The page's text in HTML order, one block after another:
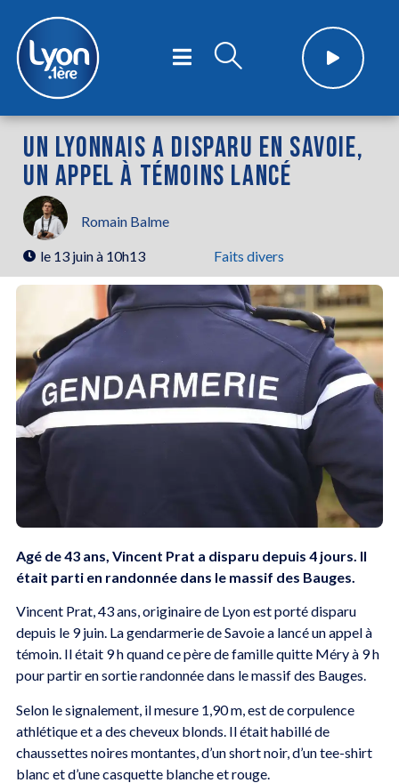
UN LYONNAIS A DISPARU EN SAVOIE,
UN APPEL À TÉMOINS LANCÉ
Romain Balme
le 13 juin à 10h13 Faits divers
Agé de 43 ans, Vincent Prat a disparu depuis 4 jours. Il
était parti en randonnée dans le massif des Bauges.
Vincent Prat, 43 ans, originaire de Lyon est porté disparu
depuis le 9 juin. La gendarmerie de Savoie a lancé un appel à
témoin. Il était 9 h quand ce père de famille quitte Méry à 9 h
pour partir en sortie randonnée dans le massif des Bauges.
Selon le signalement, il mesure 1,90 m, est de corpulence
athlétique et a des cheveux blonds. Il était habillé de
chaussettes noires montantes, d’un short noir, d’un tee-shirt
blanc et d’une casquette blanche et rouge.